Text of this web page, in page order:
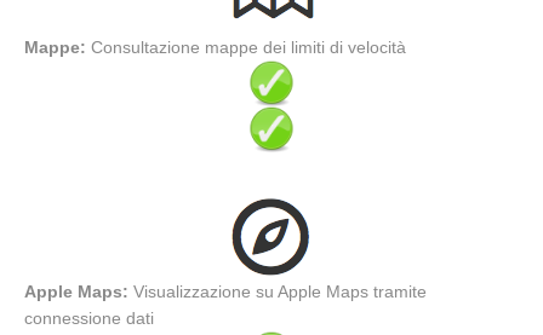
Mappe: Consultazione mappe dei limiti di velocità
Apple Maps: Visualizzazione su Apple Maps tramite
connessione dati